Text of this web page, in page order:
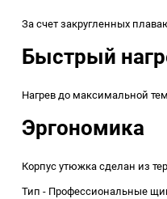
За счет закругленных
Быстрый
Нагрев до максимальной
Эргономика
Корпус утюжка сделан из
Тип - Профессиональные